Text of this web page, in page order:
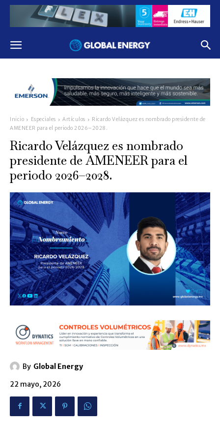
Inicio Especiales Artículos
Ricardo Velázquez es nombrado presidente de
AMENEER para el periodo 2026–2028.
Ricardo Velázquez es nombrado
presidente de AMENEER para el
periodo 2026–2028.
By Global Energy
22 mayo, 2026